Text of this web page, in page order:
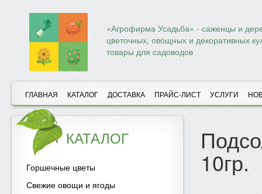
«Агрофирма Усадьба» - саженцы и
цветочных, овощных и декоративных
товары для садоводов
ГЛАВНАЯ КАТАЛОГ ДОСТАВКА ПРАЙС-ЛИСТ УСЛУГИ
КАТАЛОГ
Горшечные цветы
Свежие овощи и ягоды
10гр.